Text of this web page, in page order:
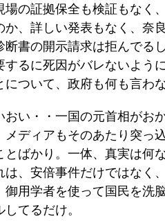
場の証拠保全も検証もなく
か、詳しい発表もなく、奈
断書の開示請求は拒んでる
するに死因がバレないよう
について、政府も何も言わな
おい・・一国の元首相がお
メディアもそのあたり突っ
とばかり。一体、真実は何
は、安倍事件だけではなく
御用学者を使って国民を洗
してるだけ。